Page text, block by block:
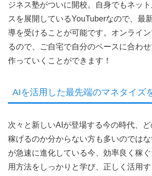
ジネス塾がついに開校。自身でもネッ
スを展開しているYouTuberなので、最
導を受けることが可能です。オンライ
るので、ご自宅で自分のペースに合わ
作っていくことができます！
AIを活用した最先端のマネタイズ
次々と新しいAIが登場する今の時代、
稼げるのか分からない方も多いのではな
が急速に進化している今、効率良く稼
用方法をしっかりと学び、正しく活用